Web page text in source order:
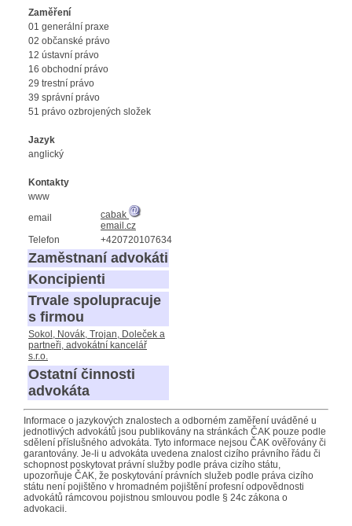
Zaměření
01 generální praxe
02 občanské právo
12 ústavní právo
16 obchodní právo
29 trestní právo
39 správní právo
51 právo ozbrojených složek
Jazyk
anglický
Kontakty
www
email
cabak
email.cz
Telefon
+420720107634
Zaměstnaní advokáti
Koncipienti
Trvale spolupracuje
s firmou
Sokol, Novák, Trojan, Doleček a
partneři, advokátní kancelář
s.r.o.
Ostatní činnosti
advokáta
Informace o jazykových znalostech a odborném zaměření uváděné u
jednotlivých advokátů jsou publikovány na stránkách ČAK pouze podle
sdělení příslušného advokáta. Tyto informace nejsou ČAK ověřovány či
garantovány. Je-li u advokáta uvedena znalost cizího právního řádu či
schopnost poskytovat právní služby podle práva cizího státu,
upozorňuje ČAK, že poskytování právních služeb podle práva cizího
státu není pojištěno v hromadném pojištění profesní odpovědnosti
advokátů rámcovou pojistnou smlouvou podle § 24c zákona o
advokacii.